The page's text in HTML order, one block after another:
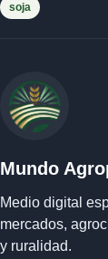
soja
Mundo
Medio digital
mercados,
y ruralidad.